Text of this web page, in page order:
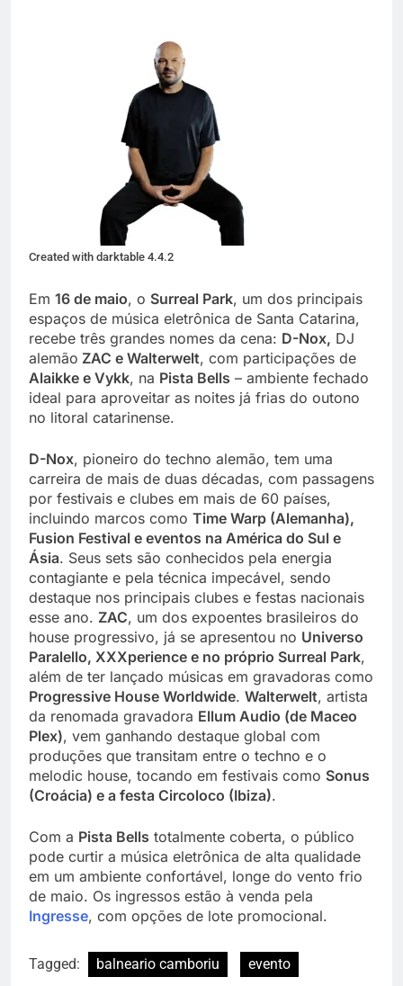
Created with darktable 4.4.2
Em 16 de maio, o Surreal Park, um dos principais
espaços de música eletrônica de Santa Catarina,
recebe três grandes nomes da cena: D-Nox, DJ
alemão ZAC e Walterwelt, com participações de
Alaikke e Vykk, na Pista Bells – ambiente fechado
ideal para aproveitar as noites já frias do outono
no litoral catarinense.
D-Nox, pioneiro do techno alemão, tem uma
carreira de mais de duas décadas, com passagens
por festivais e clubes em mais de 60 países,
incluindo marcos como Time Warp (Alemanha),
Fusion Festival e eventos na América do Sul e
Ásia. Seus sets são conhecidos pela energia
contagiante e pela técnica impecável, sendo
destaque nos principais clubes e festas nacionais
esse ano. ZAC, um dos expoentes brasileiros do
house progressivo, já se apresentou no Universo
Paralello, XXXperience e no próprio Surreal Park,
além de ter lançado músicas em gravadoras como
Progressive House Worldwide. Walterwelt, artista
da renomada gravadora Ellum Audio (de Maceo
Plex), vem ganhando destaque global com
produções que transitam entre o techno e o
melodic house, tocando em festivais como Sonus
(Croácia) e a festa Circoloco (Ibiza).
Com a Pista Bells totalmente coberta, o público
pode curtir a música eletrônica de alta qualidade
em um ambiente confortável, longe do vento frio
de maio. Os ingressos estão à venda pela
Ingresse, com opções de lote promocional.
Tagged: balneario camboriu
evento